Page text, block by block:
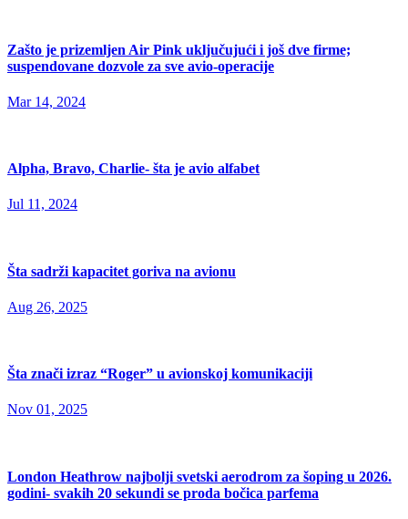
Zašto je prizemljen Air Pink uključujući i još dve firme;
suspendovane dozvole za sve avio-operacije
Mar 14, 2024
Alpha, Bravo, Charlie- šta je avio alfabet
Jul 11, 2024
Šta sadrži kapacitet goriva na avionu
Aug 26, 2025
Šta znači izraz “Roger” u avionskoj komunikaciji
Nov 01, 2025
London Heathrow najbolji svetski aerodrom za šoping u 2026.
godini- svakih 20 sekundi se proda bočica parfema